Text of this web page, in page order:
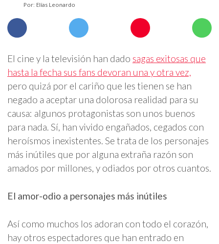
Por: Elías Leonardo
El cine y la televisión han dado sagas exitosas que
hasta la fecha sus fans devoran una y otra vez,
pero quizá por el cariño que les tienen se han
negado a aceptar una dolorosa realidad para su
causa: algunos protagonistas son unos buenos
para nada. Sí, han vivido engañados, cegados con
heroísmos inexistentes. Se trata de los personajes
más inútiles que por alguna extraña razón son
amados por millones, y odiados por otros cuantos.
El amor-odio a personajes más inútiles
Así como muchos los adoran con todo el corazón,
hay otros espectadores que han entrado en